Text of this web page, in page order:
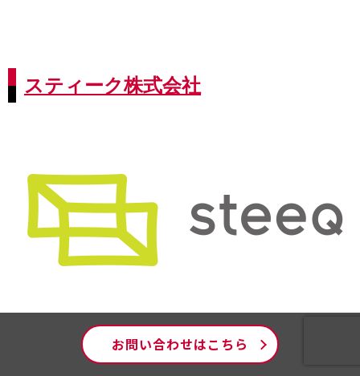
スティーク株式会社
お問い合わせはこちら